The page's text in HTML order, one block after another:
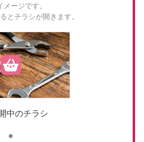
ージです。
とチラシが開きます。
中のチラシ